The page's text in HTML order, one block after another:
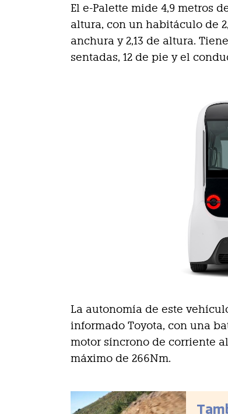
El e-Palette mide 4,9 metros
altura, con un habitáculo de
anchura y 2,13 de altura.
sentadas, 12 de pie y el
La autonomía de este
informado Toyota, con una
motor síncrono de corriente
máximo de 266Nm.